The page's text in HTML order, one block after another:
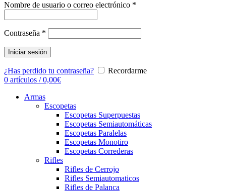
Nombre de usuario o correo electrónico *
Contraseña *
Iniciar sesión
¿Has perdido tu contraseña?
Recordarme
0 artículos / 0,00€
Armas
Escopetas
Escopetas Superpuestas
Escopetas Semiautomáticas
Escopetas Paralelas
Escopetas Monotiro
Escopetas Correderas
Rifles
Rifles de Cerrojo
Rifles Semiautomaticos
Rifles de Palanca